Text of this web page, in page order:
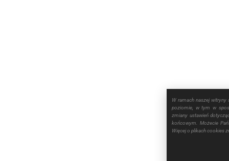
W ramach naszej witryny
poziomie, w tym w
zmiany ustawień
końcowym. Możecie
Więcej o plikach cookies